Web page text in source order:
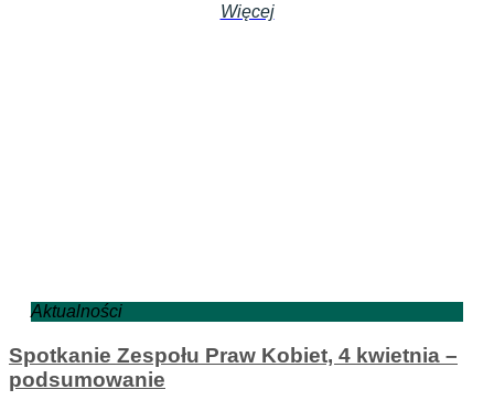
Więcej
Aktualności
Spotkanie Zespołu Praw Kobiet, 4 kwietnia –
podsumowanie